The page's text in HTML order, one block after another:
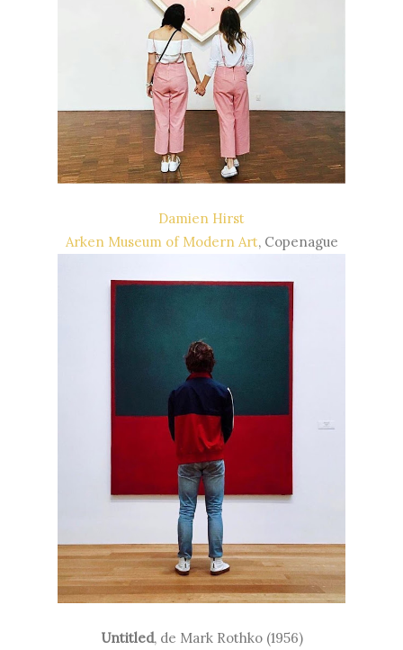
Damien Hirst
Arken Museum of Modern Art, Copenague
Untitled, de Mark Rothko (1956)